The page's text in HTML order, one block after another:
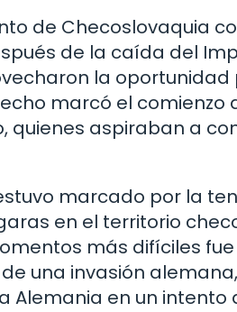
de Checoslovaquia
de la caída del
la oportunidad
marcó el comienzo
quienes aspiraban a
marcado por la
en el territorio
más difíciles
una invasión
Alemania en un intento